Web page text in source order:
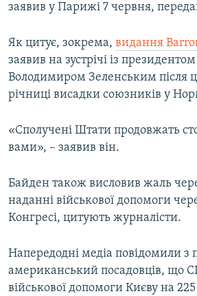
заявив у Парижі 7 червня,
Як цитує, зокрема, видання
заявив на зустрічі із
Володимиром Зеленським після
річниці висадки союзників у
«Сполучені Штати продовжать
вами», – заявив він.
Байден також висловив жаль
наданні військової допомоги
Конгресі, цитують журналісти.
Напередодні медіа повідомили з
американський посадовців, що
військової допомоги Києву на